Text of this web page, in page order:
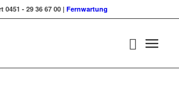
0451 - 29 36 67 00 | Fernwartung